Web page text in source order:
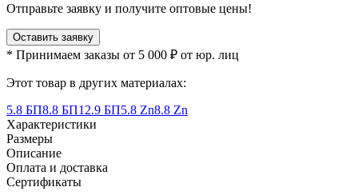
Отправьте заявку и получите оптовые цены!
Оставить заявку
* Принимаем заказы от 5 000 ₽ от юр. лиц
Этот товар в других материалах:
5.8 БП8.8 БП12.9 БП5.8 Zn8.8 Zn
Характеристики
Размеры
Описание
Оплата и доставка
Сертификаты